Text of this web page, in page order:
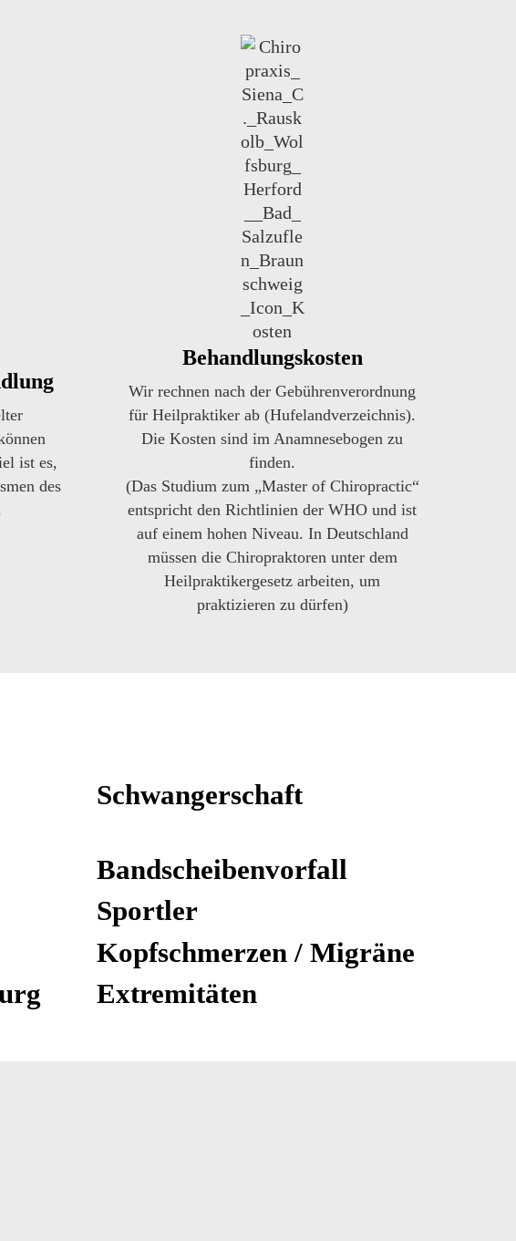
ist es,
des
Behandlungskosten
Wir rechnen nach der Gebührenverordnung
für Heilpraktiker ab (Hufelandverzeichnis).
Die Kosten sind im Anamnesebogen zu
finden.
(Das Studium zum „Master of Chiropractic“
entspricht den Richtlinien der WHO und ist
auf einem hohen Niveau. In Deutschland
müssen die Chiropraktoren unter dem
Heilpraktikergesetz arbeiten, um
praktizieren zu dürfen)
Schwangerschaft
Bandscheibenvorfall
Sportler
Kopfschmerzen / Migräne
Extremitäten